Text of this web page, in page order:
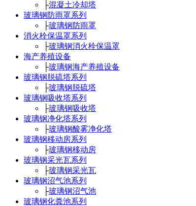
├混凝土冷却塔
玻璃钢防雨罩系列
├玻璃钢防雨罩
消火栓保温罩系列
├玻璃钢消火栓保温罩
海产养殖设备
├玻璃钢海产养殖设备
玻璃钢脱硫塔系列
├玻璃钢脱硫塔
玻璃钢吸收塔系列
├玻璃钢吸收塔
玻璃钢净化塔系列
├玻璃钢酸雾净化塔
玻璃钢移动房系列
├玻璃钢移动房
玻璃钢采光瓦系列
├玻璃钢采光瓦
玻璃钢沼气池系列
├玻璃钢沼气池
玻璃钢化粪池系列